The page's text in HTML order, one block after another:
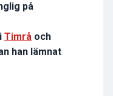
på
Timrå och
han lämnat